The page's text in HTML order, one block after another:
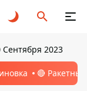
Сентября 2023
🔴